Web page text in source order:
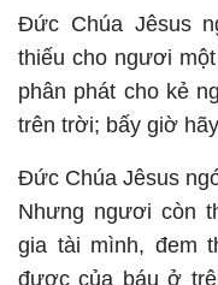
Đức Chúa Jêsus
thiếu cho ngươi
phân phát cho kẻ
trên trời; bấy giờ
Đức Chúa Jêsus
Nhưng ngươi còn
gia tài mình, đem
được của báu ở